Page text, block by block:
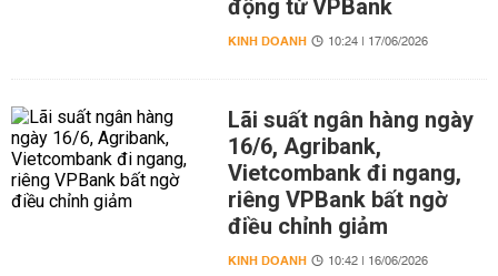
động từ VPBank
KINH DOANH 10:24 | 17/06/2026
Lãi suất ngân hàng ngày
16/6, Agribank,
Vietcombank đi ngang,
riêng VPBank bất ngờ
điều chỉnh giảm
KINH DOANH 10:42 | 16/06/2026